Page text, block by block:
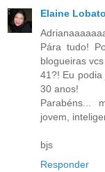
Elaine Lobato
Pára tudo!
blogueiras
41?! Eu
30 anos!
Parabéns...
jovem,
bjs
Responder